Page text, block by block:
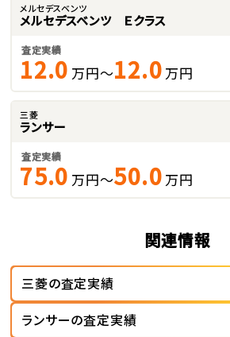
メルセデスベンツ
メルセデスベンツ Ｅクラス
査定実績
12.0 万円～12.0 万円
三菱
ランサー
査定実績
75.0 万円～50.0 万円
関連情報
三菱の査定実績
ランサーの査定実績